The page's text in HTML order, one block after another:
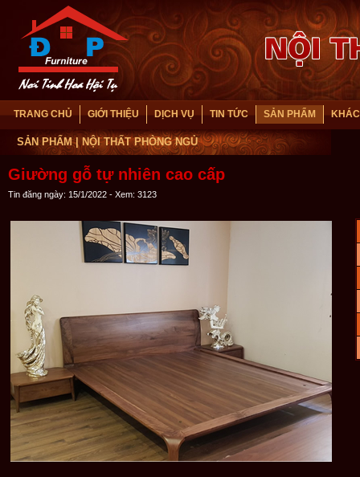
TRANG CHỦ GIỚI THIỆU DỊCH VỤ TIN TỨC SẢN PHẨM
SẢN PHẨM | NỘI THẤT PHÒNG NGỦ
Giường gỗ tự nhiên cao cấp
Tin đăng ngày: 15/1/2022 - Xem: 3123